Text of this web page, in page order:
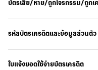
บัตรเสีย/หาย/ถูกโจรกรรม/ถูกเ
รหัสบัตรเครดิตและข้อมูลส่วนตัว
ใบแจ้งยอดใช้จ่ายบัตรเครดิต